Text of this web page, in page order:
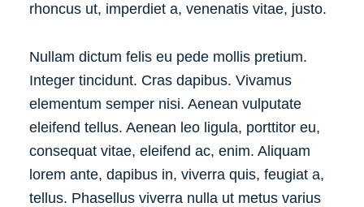
rhoncus ut, imperdiet a, venenatis vitae, justo.
Nullam dictum felis eu pede mollis pretium.
Integer tincidunt. Cras dapibus. Vivamus
elementum semper nisi. Aenean vulputate
eleifend tellus. Aenean leo ligula, porttitor eu,
consequat vitae, eleifend ac, enim. Aliquam
lorem ante, dapibus in, viverra quis, feugiat a,
tellus. Phasellus viverra nulla ut metus varius